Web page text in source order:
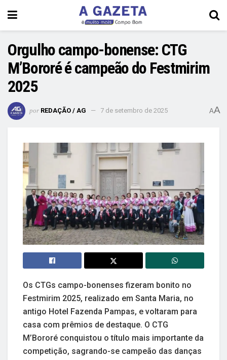
Orgulho campo-bonense: CTG
M’Bororé é campeão do Festmirim
2025
por REDAÇÃO / AG 7 de setembro de 2025 AA
Os CTGs campo-bonenses fizeram bonito no
Festmirim 2025, realizado em Santa Maria, no
antigo Hotel Fazenda Pampas, e voltaram para
casa com prêmios de destaque. O CTG
M’Bororé conquistou o título mais importante da
competição, sagrando-se campeão das danças